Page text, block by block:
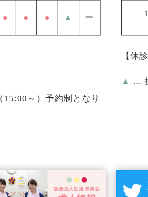
● ● ● ▲ ー
～）予約制となり
【休
▲ …